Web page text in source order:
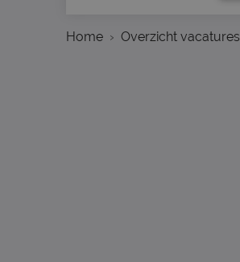
Home Overzicht vacatures